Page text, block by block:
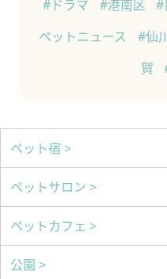
#ドラマ #港南区 #
ペットニュース
#仙
賀
ペット宿 >
ペットサロン >
ペットカフェ >
公園 >